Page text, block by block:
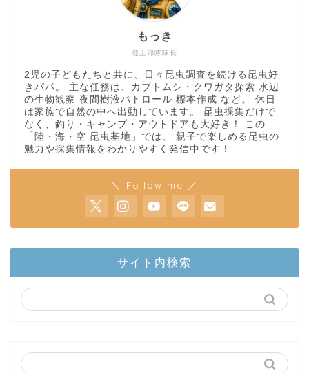
陸上部隊隊長
もっき
2児の子どもたちと共に、日々昆虫調査を続ける昆虫好
きパパ。 主な任務は、カブトムシ・クワガタ探索 水辺
の生物観察 夜間樹液パトロール 標本作成 など。 休日
は家族で自然の中へ出動しています。 昆虫採集だけで
なく、釣り・キャンプ・アウトドアも大好き！ この
「陸・海・空 昆虫基地」では、 親子で楽しめる昆虫の
魅力や採集情報をわかりやすく発信中です！
＼ Follow me ／
サイト内検索
陸上部隊
世界のカブトムシ